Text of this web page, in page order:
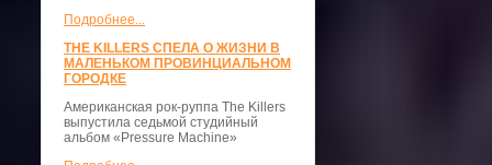
Подробнее...
THE KILLERS СПЕЛА О ЖИЗНИ В
МАЛЕНЬКОМ ПРОВИНЦИАЛЬНОМ
ГОРОДКЕ
Американская рок-руппа The Killers
выпустила седьмой студийный
альбом «Pressure Machine»